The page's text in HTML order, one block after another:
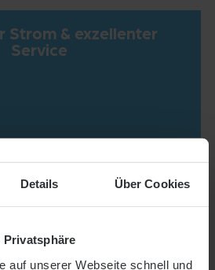
Details Über Cookies
auf unserer Webseite schnell und
Strom & exzellenter
Service